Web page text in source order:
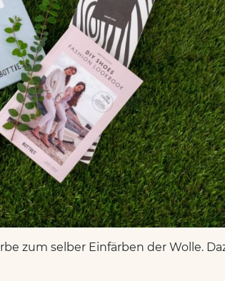
zum selber Einfärben der Wolle.